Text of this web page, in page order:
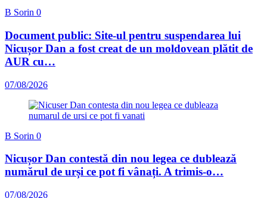
B Sorin 0
Document public: Site-ul pentru suspendarea lui
Nicușor Dan a fost creat de un moldovean plătit de
AUR cu…
07/08/2026
B Sorin 0
Nicușor Dan contestă din nou legea ce dublează
numărul de urși ce pot fi vânați. A trimis-o…
07/08/2026